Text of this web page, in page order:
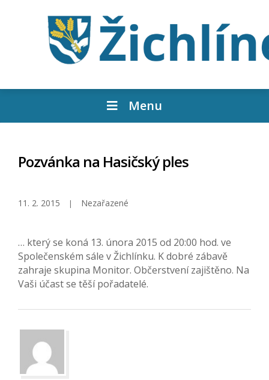
Menu
Pozvánka na Hasičský ples
11. 2. 2015 Nezařazené
… který se koná 13. února 2015 od 20:00 hod. ve
Společenském sále v Žichlínku. K dobré zábavě
zahraje skupina Monitor. Občerstvení zajištěno. Na
Vaši účast se těší pořadatelé.